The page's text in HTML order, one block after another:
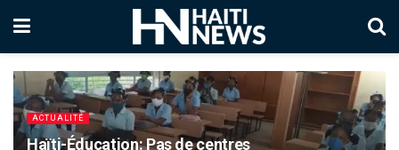
ACTUALITÉ
Haïti-Éducation: Pas de centres